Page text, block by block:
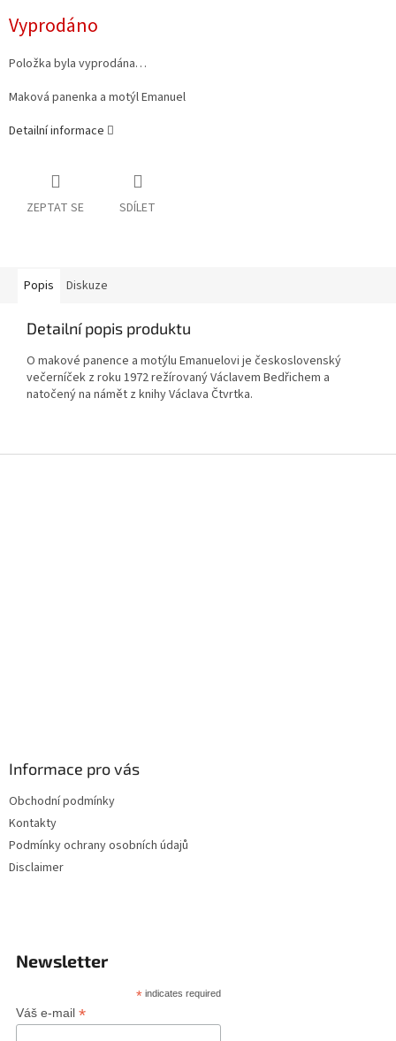
cena:
Vyprodáno
Položka byla vyprodána…
Maková panenka a motýl Emanuel
Detailní informace
ZEPTAT SE SDÍLET
Popis Diskuze
Detailní popis produktu
O makové panence a motýlu Emanuelovi je československý
večerníček z roku 1972 režírovaný Václavem Bedřichem a
natočený na námět z knihy Václava Čtvrtka.
Informace pro vás
Obchodní podmínky
Kontakty
Podmínky ochrany osobních údajů
Disclaimer
Newsletter
* indicates required
Váš e-mail *